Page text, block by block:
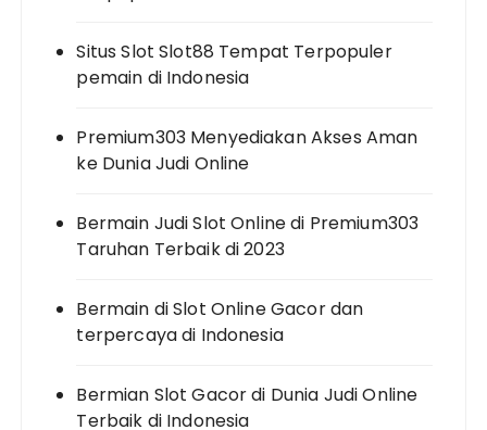
Situs Slot Slot88 Tempat Terpopuler
pemain di Indonesia
Premium303 Menyediakan Akses Aman
ke Dunia Judi Online
Bermain Judi Slot Online di Premium303
Taruhan Terbaik di 2023
Bermain di Slot Online Gacor dan
terpercaya di Indonesia
Bermian Slot Gacor di Dunia Judi Online
Terbaik di Indonesia